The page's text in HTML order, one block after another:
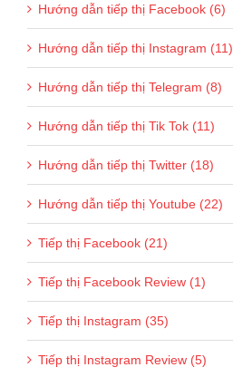
Hướng dẫn tiếp thị Facebook (6)
Hướng dẫn tiếp thị Instagram (11)
Hướng dẫn tiếp thị Telegram (8)
Hướng dẫn tiếp thị Tik Tok (11)
Hướng dẫn tiếp thị Twitter (18)
Hướng dẫn tiếp thị Youtube (22)
Tiếp thị Facebook (21)
Tiếp thị Facebook Review (1)
Tiếp thị Instagram (35)
Tiếp thị Instagram Review (5)